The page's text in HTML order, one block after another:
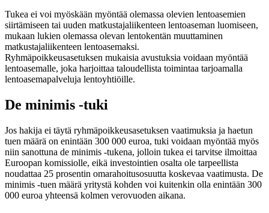
Tukea ei voi myöskään myöntää olemassa olevien lentoasemien
siirtämiseen tai uuden matkustajaliikenteen lentoaseman luomiseen,
mukaan lukien olemassa olevan lentokentän muuttaminen
matkustajaliikenteen lentoasemaksi.
Ryhmäpoikkeusasetuksen mukaisia avustuksia voidaan myöntää
lentoasemalle, joka harjoittaa taloudellista toimintaa tarjoamalla
lentoasemapalveluja lentoyhtiöille.
De minimis -tuki
Jos hakija ei täytä ryhmäpoikkeusasetuksen vaatimuksia ja haetun
tuen määrä on enintään 300 000 euroa, tuki voidaan myöntää myös
niin sanottuna de minimis -tukena, jolloin tukea ei tarvitse ilmoittaa
Euroopan komissiolle, eikä investointien osalta ole tarpeellista
noudattaa 25 prosentin omarahoitusosuutta koskevaa vaatimusta. De
minimis -tuen määrä yritystä kohden voi kuitenkin olla enintään 300
000 euroa yhteensä kolmen verovuoden aikana.